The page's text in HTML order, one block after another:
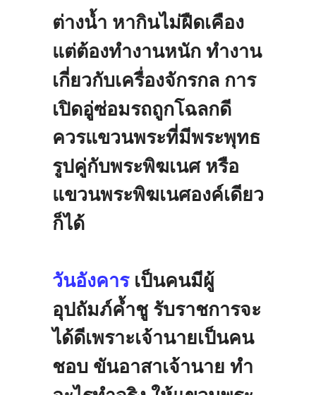
ต่างน้ำ หากินไม่ฝืดเคือง
แต่ต้องทำงานหนัก ทำงาน
เกี่ยวกับเครื่องจักรกล การ
เปิดอู่ซ่อมรถถูกโฉลกดี
ควรแขวนพระที่มีพระพุทธ
รูปคู่กับพระพิฆเนศ หรือ
แขวนพระพิฆเนศองค์เดียว
ก็ได้
วันอังคาร เป็นคนมีผู้
อุปถัมภ์ค้ำชู รับราชการจะ
ได้ดีเพราะเจ้านายเป็นคน
ชอบ ขันอาสาเจ้านาย ทำ